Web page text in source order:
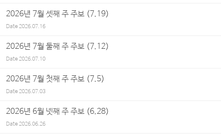
2026년 7월 셋째 주 주보 (7.19)
Date2026.07.16
2026년 7월 둘째 주 주보 (7.12)
Date2026.07.10
2026년 7월 첫째 주 주보 (7.5)
Date2026.07.03
2026년 6월 넷째 주 주보 (6.28)
Date2026.06.26